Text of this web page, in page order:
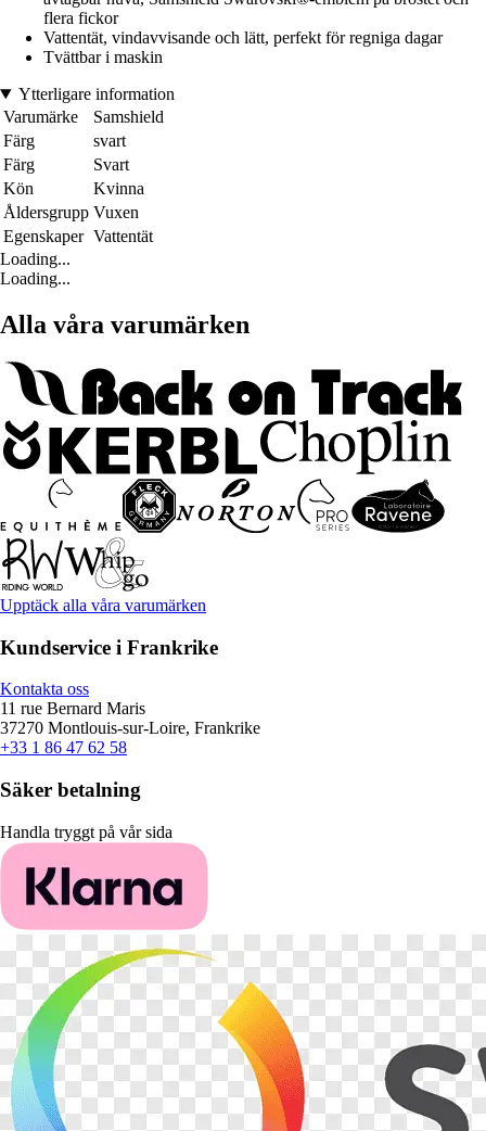
flera fickor
Vattentät, vindavvisande och lätt, perfekt för regniga dagar
Tvättbar i maskin
Ytterligare information
Varumärke
Samshield
Färg
svart
Färg
Svart
Kön
Kvinna
Åldersgrupp Vuxen
Egenskaper Vattentät
Loading...
Loading...
Alla våra varumärken
Upptäck alla våra varumärken
Kundservice i Frankrike
Kontakta oss
11 rue Bernard Maris
37270 Montlouis-sur-Loire, Frankrike
+33 1 86 47 62 58
Säker betalning
Handla tryggt på vår sida